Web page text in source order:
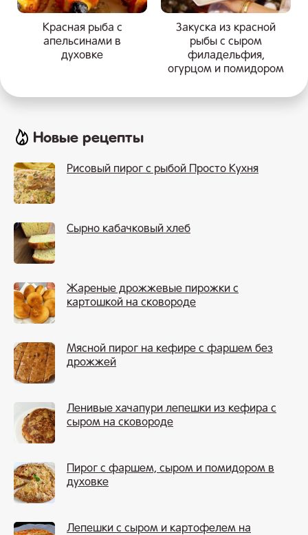
Красная рыба с
апельсинами в
духовке
Закуска из красной
рыбы с сыром
филадельфия,
огурцом и помидором
Новые рецепты
Рисовый пирог с рыбой Просто Кухня
Сырно кабачковый хлеб
Жареные дрожжевые пирожки с
картошкой на сковороде
Мясной пирог на кефире с фаршем без
дрожжей
Ленивые хачапури лепешки из кефира с
сыром на сковороде
Пирог с фаршем, сыром и помидором в
духовке
Лепешки с сыром и картофелем на